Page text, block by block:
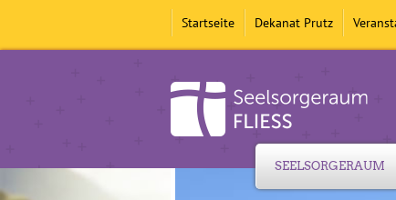
Startseite Dekanat Prutz
SEELSORGERAUM